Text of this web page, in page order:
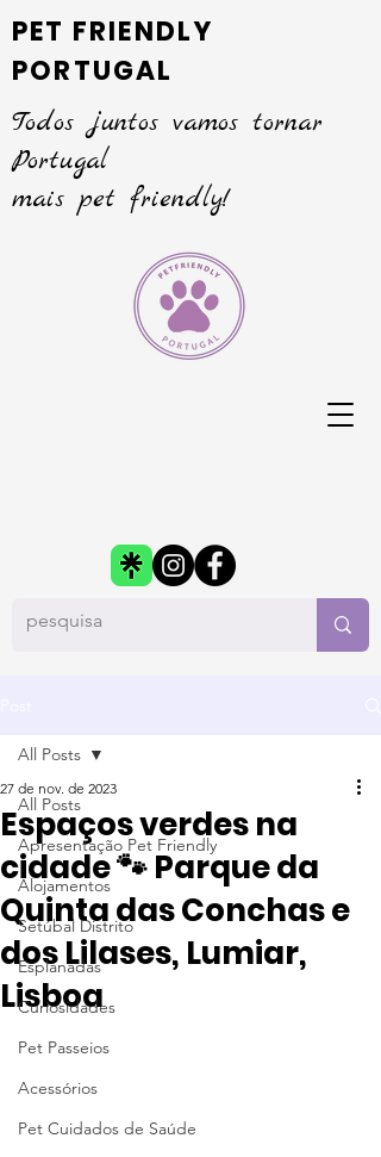
PET FRIENDLY
PORTUGAL
Todos juntos vamos tornar
Portugal
mais pet friendly!
All Posts
Apresentação Pet Friendly
Alojamentos
Setúbal Distrito
Esplanadas
Curiosidades
Pet Passeios
Acessórios
Pet Cuidados de Saúde
All Posts
Espaços verdes na
cidade 🐾 Parque da
Quinta das Conchas e
dos Lilases, Lumiar,
Lisboa
27 de nov. de 2023